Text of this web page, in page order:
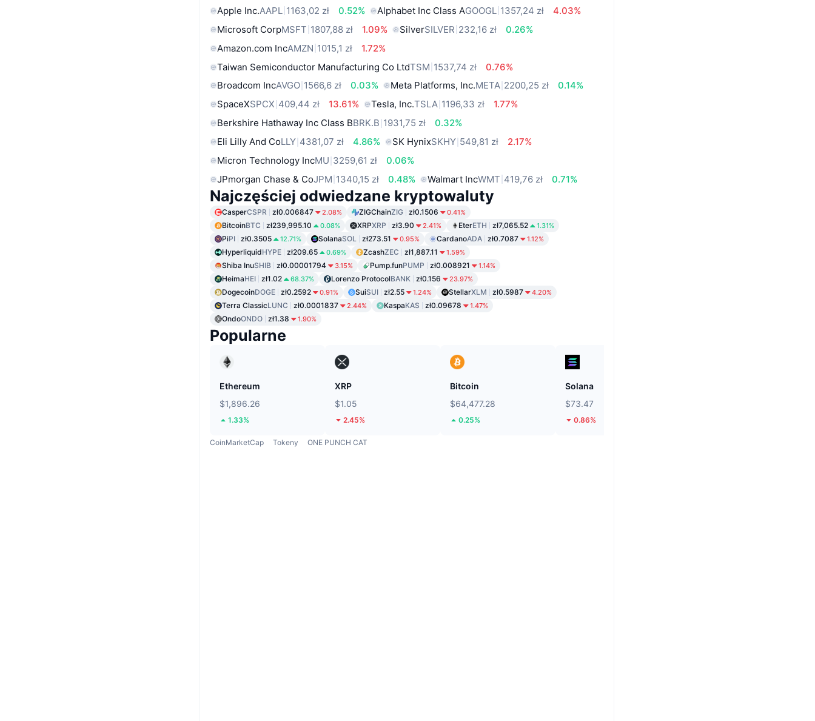
Apple Inc.AAPL 1163,02 zł 0.52% Alphabet Inc Class AGOOGL 1357,24 zł
4.03%
Microsoft CorpMSFT 1807,88 zł 1.09% SilverSILVER 232,16 zł
0.26%
Amazon.com IncAMZN 1015,1 zł
1.72%
Taiwan Semiconductor Manufacturing Co LtdTSM 1537,74 zł
0.76%
Broadcom IncAVGO 1566,6 zł 0.03% Meta Platforms, Inc.META 2200,25 zł
0.14%
SpaceXSPCX 409,44 zł 13.61% Tesla, Inc.TSLA 1196,33 zł
1.77%
Berkshire Hathaway Inc Class BBRK.B 1931,75 zł
0.32%
Eli Lilly And CoLLY 4381,07 zł 4.86% SK HynixSKHY 549,81 zł
2.17%
Micron Technology IncMU 3259,61 zł
0.06%
JPmorgan Chase & CoJPM 1340,15 zł 0.48% Walmart IncWMT 419,76 zł 0.71%
Najczęściej odwiedzane kryptowaluty
CasperCSPR zł0.006847 2.08% ZIGChainZIG zł0.1506 0.41%
BitcoinBTC zł239,995.10 0.08% XRPXRP zł3.90 2.41% EterETH zł7,065.52 1.31%
PiPI zł0.3505 12.71% SolanaSOL zł273.51 0.95% CardanoADA zł0.7087 1.12%
HyperliquidHYPE zł209.65 0.69% ZcashZEC zł1,887.11 1.59%
Shiba InuSHIB zł0.00001794 3.15% Pump.funPUMP zł0.008921 1.14%
HeimaHEI zł1.02 68.37% Lorenzo ProtocolBANK zł0.156 23.97%
DogecoinDOGE zł0.2592 0.91% SuiSUI zł2.55 1.24% StellarXLM zł0.5987 4.20%
Terra ClassicLUNC zł0.0001837 2.44% KaspaKAS zł0.09678 1.47%
OndoONDO zł1.38 1.90%
Popularne
Ethereum
$1,896.26
1.33%
XRP
$1.05
2.45%
Bitcoin
$64,477.28
0.25%
Solana
$73.47
0.86%
CoinMarketCap Tokeny ONE PUNCH CAT